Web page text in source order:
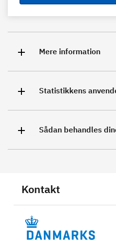
Mere information
Statistikkens
Sådan behandles
Kontakt